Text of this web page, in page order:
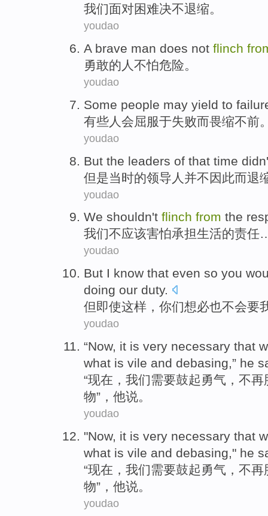
我们面对困难决不退缩。
youdao
A brave man does not flinch
勇敢的 人 不怕危险。
youdao
Some people may yield to
有些人 会屈服于失败而畏缩不前
youdao
But the leaders of that time
但是当时的领导人 并不因此而退
youdao
We shouldn't flinch from the
我们不应该害怕承担生活的责任
youdao
But I know that even so you
doing our duty.
但即使这样， 你们想必也不会要
youdao
“Now, it is very necessary that
what is vile and debasing,” he
“现在 ， 我们需要鼓起勇气， 不再
物”， 他说。
youdao
"Now, it is very necessary that
what is vile and debasing," he
“现在 ， 我们需要鼓起勇气， 不再
物”， 他说。
youdao